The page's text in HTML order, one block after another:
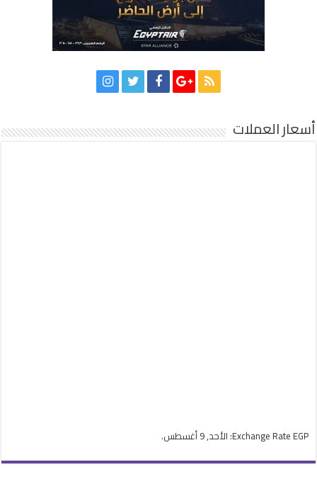
أسعار العملات
Exchange Rate EGP : الأحد, 9 أغسطس.